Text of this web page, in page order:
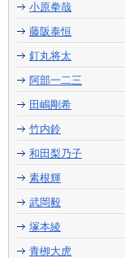
小原拳哉
藤阪泰恒
釘丸将太
阿部一二三
田嶋剛希
竹内鈴
和田梨乃子
素根輝
武岡毅
塚本綾
青栁大虎